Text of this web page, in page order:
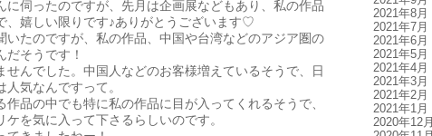
に伺ったのですが、先月は企画展などもあり、私の作品
、嬉しい限りです♪ありがとうございます♡
いたのですが、私の作品、中国や台湾などのアジア圏の
だそうです！
せんでした。中国人などのお客様増えているそうで、日
気なんですって。
作品の中でも特に私の作品に目が入ってくれるそうで、
ケを気に入って下さるらしいのです。
2021年8月
2021年7月
2021年6月
2021年5月
2021年4月
2021年3月
2021年2月
2021年1月
2020年12月